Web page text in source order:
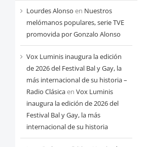
cada
mes
Lourdes Alonso en Nuestros
melómanos populares, serie TVE
promovida por Gonzalo Alonso
Vox Luminis inaugura la edición
de 2026 del Festival Bal y Gay, la
más internacional de su historia –
Radio Clásicaen Vox Luminis
inaugura la edición de 2026 del
Festival Bal y Gay, la más
internacional de su historia